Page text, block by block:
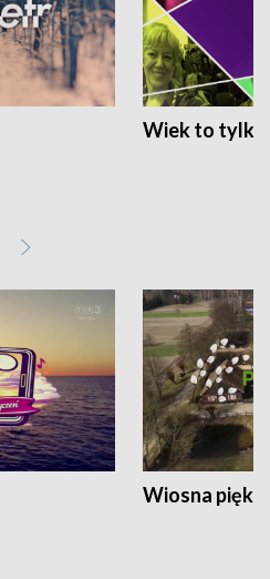
Wiek to tylko
Wiosna